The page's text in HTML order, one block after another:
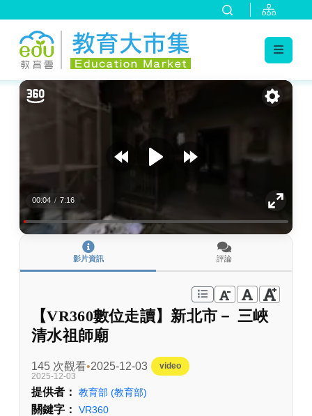
:::
00:04 / 7:16
影片資訊 評論
【VR360數位走讀】新北市－ 三峽
清水祖師廟
145 次觀看 2025-12-03
video
2025-12-03
提供者： 教育部 (教育部)
關鍵字： VR360